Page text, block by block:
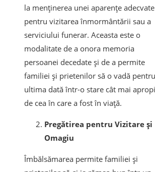
la menținerea unei aparențe adecvate
pentru vizitarea înmormântării sau a
serviciului funerar. Aceasta este o
modalitate de a onora memoria
persoanei decedate și de a permite
familiei și prietenilor să o vadă pentru
ultima dată într-o stare cât mai
de cea în care a fost în viață.
Pregătirea pentru Vizitare și
Omagiu
Îmbălsămarea permite familiei și